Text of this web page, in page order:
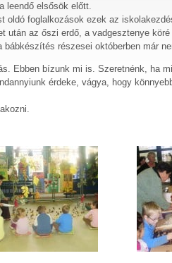
leendő elsősök előtt.
oldó foglalkozások ezek az
után az őszi erdő, a vadgesztenye
részesei októberben már
Ebben bízunk mi is. Szeretnénk, ha
érdeke, vágya, hogy